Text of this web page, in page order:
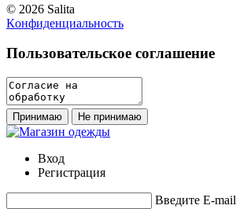
© 2026 Salita
Кoнфидeнциaльнoсть
Пользовательское соглашение
Принимаю Не принимаю
Вход
Регистрация
Введите E-mail